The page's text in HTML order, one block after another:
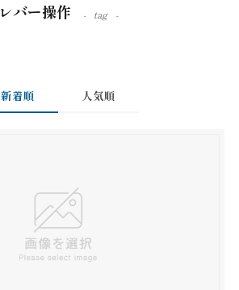
レバー操作 tag
新着順 人気順